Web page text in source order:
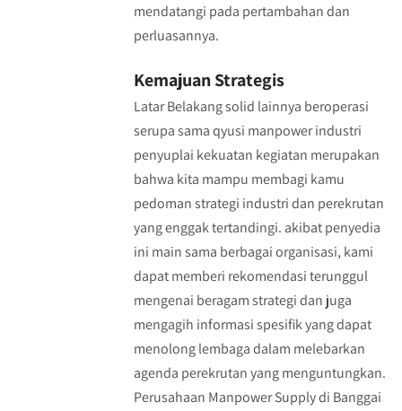
mendatangi pada pertambahan dan
perluasannya.
Kemajuan Strategis
Latar Belakang solid lainnya beroperasi
serupa sama qyusi manpower industri
penyuplai kekuatan kegiatan merupakan
bahwa kita mampu membagi kamu
pedoman strategi industri dan perekrutan
yang enggak tertandingi. akibat penyedia
ini main sama berbagai organisasi, kami
dapat memberi rekomendasi terunggul
mengenai beragam strategi dan juga
mengagih informasi spesifik yang dapat
menolong lembaga dalam melebarkan
agenda perekrutan yang menguntungkan.
Perusahaan Manpower Supply di Banggai